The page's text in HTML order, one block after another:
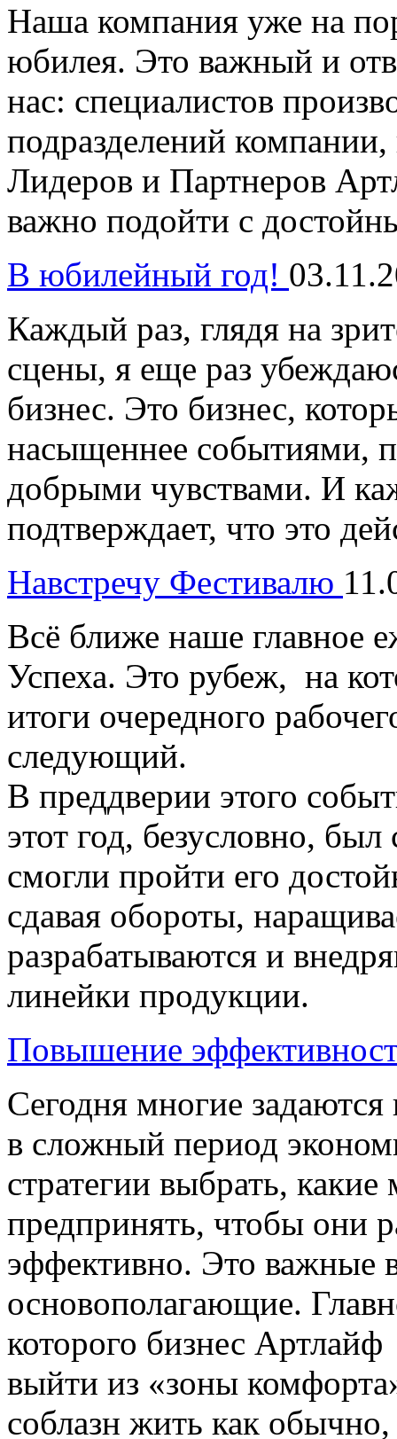
Наша компания уже на
юбилея. Это важный и
нас: специалистов
подразделений
Лидеров и Партнеров
важно подойти с
В юбилейный год!
Каждый раз, глядя на
сцены, я еще раз
бизнес. Это бизнес,
насыщеннее событиями,
добрыми чувствами. И
подтверждает, что это
Навстречу Фестивалю
Всё ближе наше главное
Успеха. Это рубеж, на
итоги очередного
следующий.
В преддверии этого
этот год, безусловно,
смогли пройти его
сдавая обороты,
разрабатываются и
линейки продукции.
Повышение
Сегодня многие
в сложный период
стратегии выбрать,
предпринять, чтобы они
эффективно. Это важные
основополагающие.
которого бизнес
выйти из «зоны
соблазн жить как